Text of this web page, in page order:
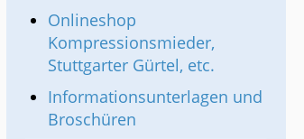
Onlineshop
Kompressionsmieder,
Stuttgarter Gürtel, etc.
Informationsunterlagen und
Broschüren